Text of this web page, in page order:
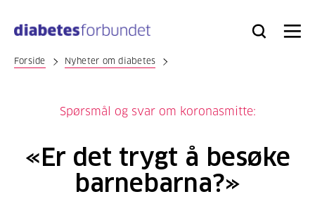
hovedinnhold
Bli
Logg
Søk Meny
Forside Nyheter om diabetes
Spørsmål og svar om koronasmitte:
«Er det trygt å besøke
barnebarna?»